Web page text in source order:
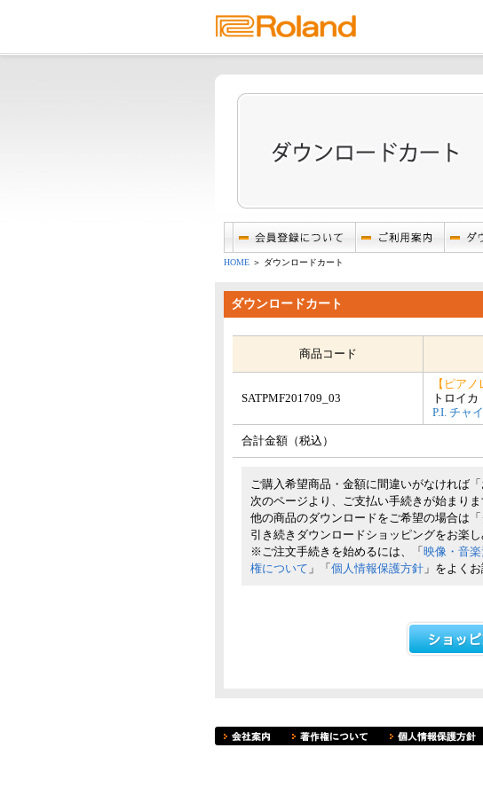
HOME ＞ ダウンロードカート
ダウンロードカート
商品コード
SATPMF201709_03
【ピアノ
トロイ
P.I. チャ
合計金額（税込）
ご購入希望商品・金額に間違いがなければ
次のページより、ご支払い手続きが始まりま
他の商品のダウンロードをご希望の場合は
引き続きダウンロードショッピングをお楽し
※ご注文手続きを始めるには、「 映像・音
権について 」「 個人情報保護方針 」をよく